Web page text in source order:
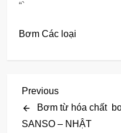
“`
Bơm Các loại
Đ
i
Previous
Post
Previous
Bơm từ hóa chất
SANSO – NHẬT